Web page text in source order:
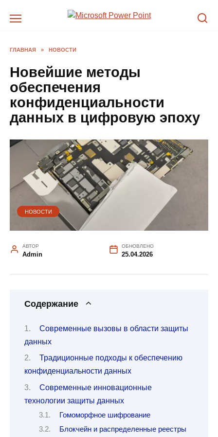
ГЛАВНАЯ » НОВОСТИ
Новейшие методы
обеспечения
конфиденциальности
данных в цифровую эпоху
НОВОСТИ
АВТОР
Admin
ОБНОВЛЕНО
25.04.2026
Содержание
Современные вызовы в области защиты
данных
Традиционные подходы к обеспечению
конфиденциальности данных
Современные инновационные
технологии защиты данных
Гомоморфное шифрование
Блокчейн и распределенные реестры